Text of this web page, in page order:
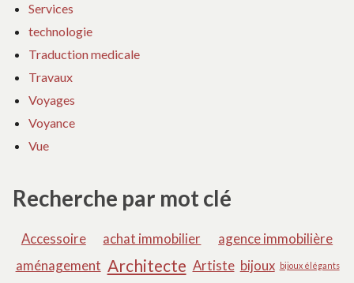
Services
technologie
Traduction medicale
Travaux
Voyages
Voyance
Vue
Recherche par mot clé
Accessoire achat immobilier
agence immobilière
aménagement Architecte Artiste bijoux bijoux élégants